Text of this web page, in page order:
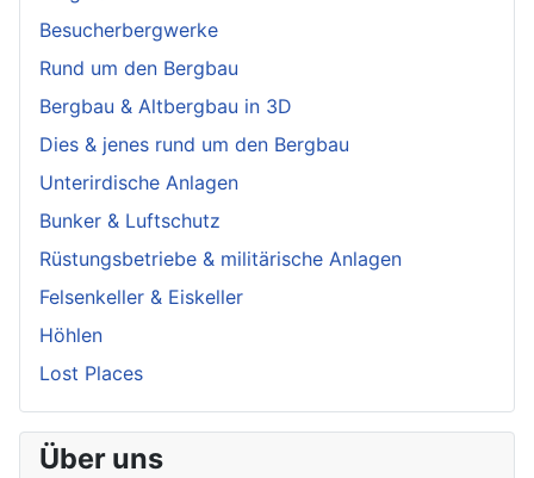
Besucherbergwerke
Rund um den Bergbau
Bergbau & Altbergbau in 3D
Dies & jenes rund um den Bergbau
Unterirdische Anlagen
Bunker & Luftschutz
Rüstungsbetriebe & militärische Anlagen
Felsenkeller & Eiskeller
Höhlen
Lost Places
Über uns